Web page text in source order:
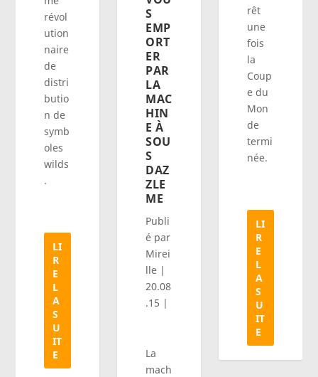
révol
ution
naire
de
distri
butio
n de
symb
oles
wilds
.
LI
R
E
L
A
S
U
IT
E
S
EMP
ORT
ER
PAR
LA
MAC
HIN
E À
SOU
S
DAZ
ZLE
ME
Publi
é par
Mirei
lle |
20.08
.15 |
La
mach
rêt
une
fois
la
Coup
e du
Mon
de
termi
née.
LI
R
E
L
A
S
U
IT
E